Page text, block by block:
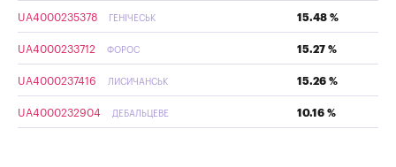
UA4000235378 ГЕНІЧЕСЬК 15.48 %
UA4000233712 ФОРОС 15.27 %
UA4000237416 ЛИСИЧАНСЬК 15.26 %
UA4000232904 ДЕБАЛЬЦЕВЕ 10.16 %